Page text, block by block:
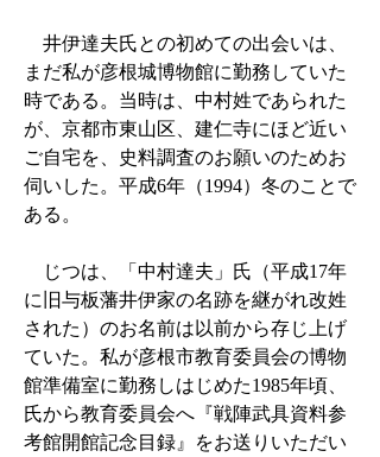
井伊達夫氏との初めての出会いは、
まだ私が彦根城博物館に勤務していた
時である。当時は、中村姓であられた
が、京都市東山区、建仁寺にほど近い
ご自宅を、史料調査のお願いのためお
伺いした。平成6年（1994）冬のことで
ある。
じつは、「中村達夫」氏（平成17年
に旧与板藩井伊家の名跡を継がれ改姓
された）のお名前は以前から存じ上げ
ていた。私が彦根市教育委員会の博物
館準備室に勤務しはじめた1985年頃、
氏から教育委員会へ『戦陣武具資料参
考館開館記念目録』をお送りいただい